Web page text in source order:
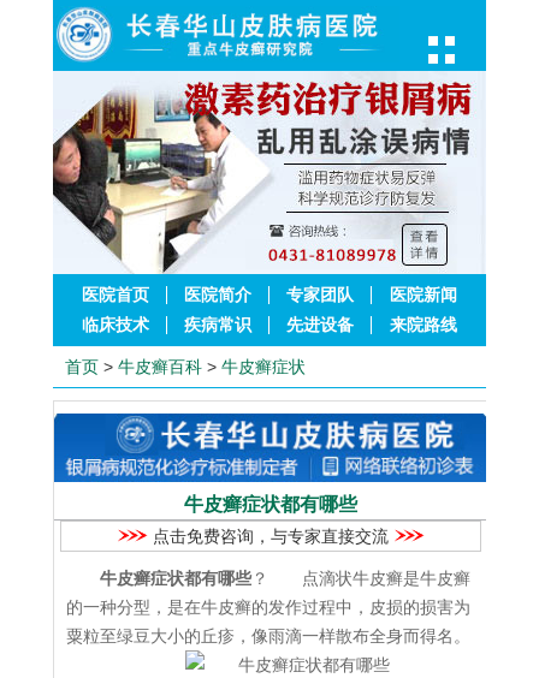
医院首页 医院简介 专家团队
医院新闻
临床技术
疾病常识 先进设备 来院路线
首页 > 牛皮癣百科 > 牛皮癣症状
牛皮癣症状都有哪些
点击免费咨询，与专家直接交流
牛皮癣症状都有哪些 ？ 点滴状牛皮癣是牛皮癣
的一种分型，是在牛皮癣的发作过程中，皮损的损害为
粟粒至绿豆大小的丘疹，像雨滴一样散布全身而得名。